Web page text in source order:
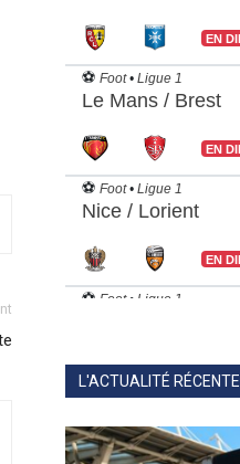
L'ACTUALITÉ RÉCENTE